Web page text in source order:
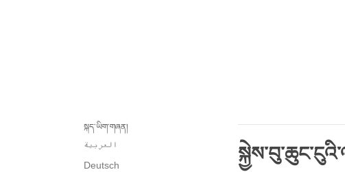
སྐད་ཡིག་གཞན།
العربية
Deutsch